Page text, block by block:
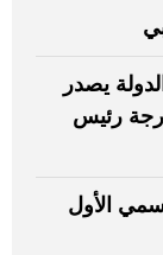
يصدر
رئيس
الأول